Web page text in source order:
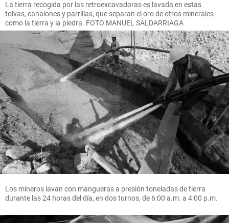
La tierra recogida por las retroexcavadoras es lavada en estas
tolvas, canalones y parrillas, que separan el oro de otros minerales
como la tierra y la piedra. FOTO MANUEL SALDARRIAGA
Los mineros lavan con mangueras a presión toneladas de tierra
durante las 24 horas del día, en dos turnos, de 6:00 a.m. a 4:00 p.m.